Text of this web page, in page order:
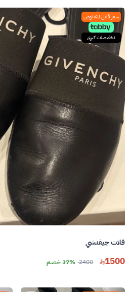
سعر قابل للتفاوض
تخفيضات كبرى
فلات جيفنشي
1500
2400 37% خصم